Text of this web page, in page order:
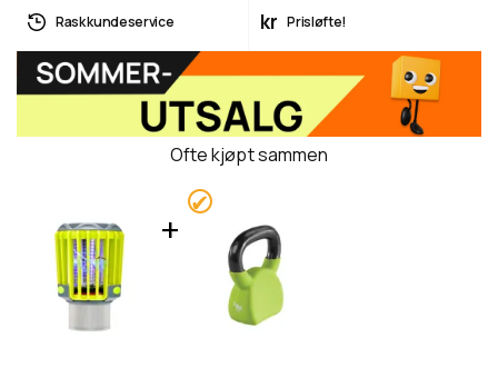
Rask kundeservice kr Prisløfte!
Ofte kjøpt sammen